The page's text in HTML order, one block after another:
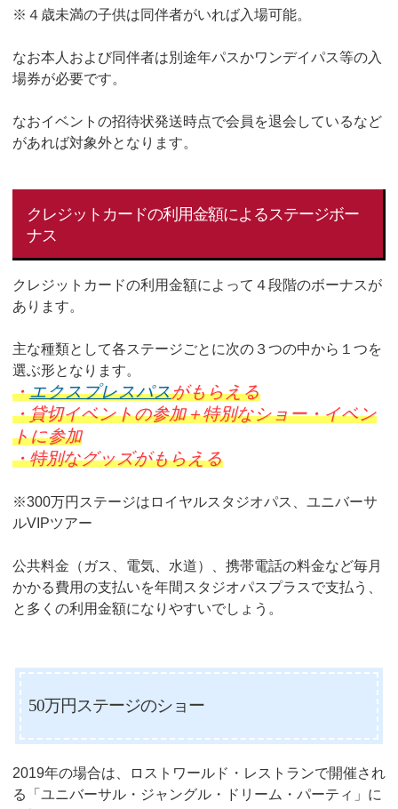
※４歳未満の子供は同伴者がいれば入場可能。
なお本人および同伴者は別途年パスかワンデイパス等の入
場券が必要です。
なおイベントの招待状発送時点で会員を退会しているなど
があれば対象外となります。
クレジットカードの利用金額によるステージボー
ナス
クレジットカードの利用金額によって４段階のボーナスが
あります。
主な種類として各ステージごとに次の３つの中から１つを
選ぶ形となります。
・エクスプレスパスがもらえる
・貸切イベントの参加＋特別なショー・イベン
トに参加
・特別なグッズがもらえる
※300万円ステージはロイヤルスタジオパス、ユニバーサ
ルVIPツアー
公共料金（ガス、電気、水道）、携帯電話の料金など毎月
かかる費用の支払いを年間スタジオパスプラスで支払う、
と多くの利用金額になりやすいでしょう。
50万円ステージのショー
2019年の場合は、ロストワールド・レストランで開催され
る「ユニバーサル・ジャングル・ドリーム・パーティ」に